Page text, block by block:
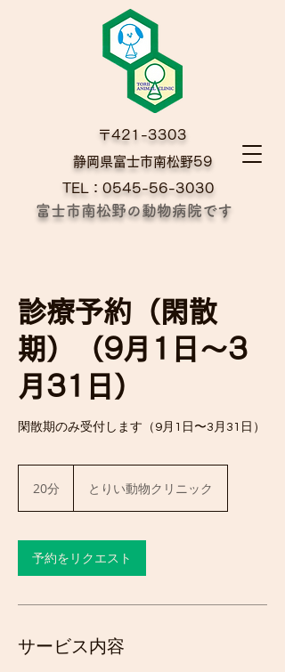
〒421-3303
​静岡県富士市南松野59
TEL：0545-56-3030
富士市南松野の動物病院です
診療予約（閑散
期）（9月1日〜3
月31日）
閑散期のみ受付します（9月1日〜3月31日）
20分 とりい動物クリニック
予約をリクエスト
サービス内容